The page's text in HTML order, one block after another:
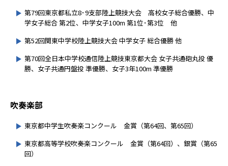
第79回東京都私立8･9支部陸上競技大会 高校女子総合優勝、中
学女子総合 第2位、中学女子100m 第1位･第3位 他
第52回関東中学校陸上競技大会 中学女子 総合優勝 他
第70回全日本中学校通信陸上競技東京都大会 女子共通砲丸投 優
勝、女子共通円盤投 準優勝、女子3年100m 準優勝
吹奏楽部
東京都中学生吹奏楽コンクール 金賞（第64回、第65回）
東京都高等学校吹奏楽コンクール 金賞（第64回）、銀賞（第65
回）